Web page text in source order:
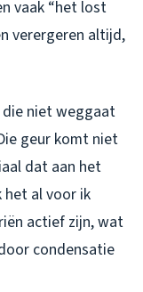
vaak “het lost
verergeren altijd,
niet weggaat
geur komt niet
dat aan het
het al voor ik
actief zijn, wat
condensatie